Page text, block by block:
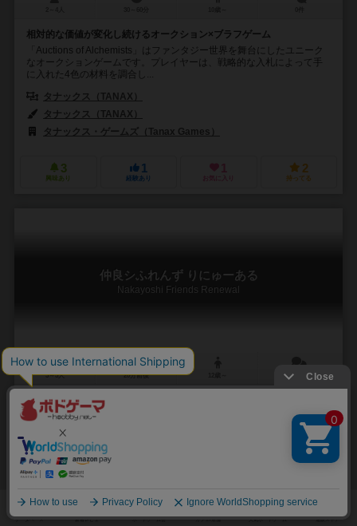
相対的な価値が変化し続けるオークション×ブラフゲーム
「Auctions of Alchemists」はファンタジー世界を舞台にしたユニーク
なオークションゲームです。プレイヤーは、戦略的な入札によって手
に入れた4色の材料を調合し...
タナックス（TANAX）
タナックス（TANAX）
タナックス・ゲームズ（Tanax Games）
3
興味あり
1
経験あり
1
お気に入り
2
持ってる
仲良シふれんず りにゅーある
Nakayoshi Friends Renewal
3～5人 20分前後
お友達が沢山出来るトリックテイキング
お友達を紹介する失点系仲良シふれんずがリニューアルしました！追
加カードてんしとあくまの2枚がより激しさを演出してくれます。3〜5
人マストフォロー切り札なしの簡単なトリテで、ト...
ぴよら ぷたこ（Putako Piyora）
ぴよら ぷたこ（Putako Piyora）
ぴよよ屋さん（Pyoyo yasan）